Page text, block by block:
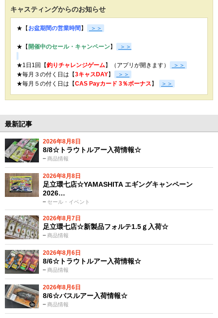
キャスティングからのお知らせ
★【 お盆期間の営業時間 】 ＞＞
★【 開催中のセール・キャンペーン】 ＞＞
★1日1回【釣りチャレンジゲーム】（アプリが開きます）
＞＞
★毎月３の付く日は【3キャスDAY】
＞＞
★毎月５の付く日は【CAS Payカード 3％ボーナス 】 ＞＞
最新記事
2026年8月8日
商品情報
8/8☆トラウトルアー入荷情報☆
2026年8月8日
セール・イベント
足立環七店☆YAMASHITA エギングキャンペーン
2026…
2026年8月7日
商品情報
足立環七店☆新製品フォルテ1.5ｇ入荷☆
2026年8月6日
商品情報
8/6☆トラウトルアー入荷情報☆
2026年8月6日
商品情報
8/6☆バスルアー入荷情報☆